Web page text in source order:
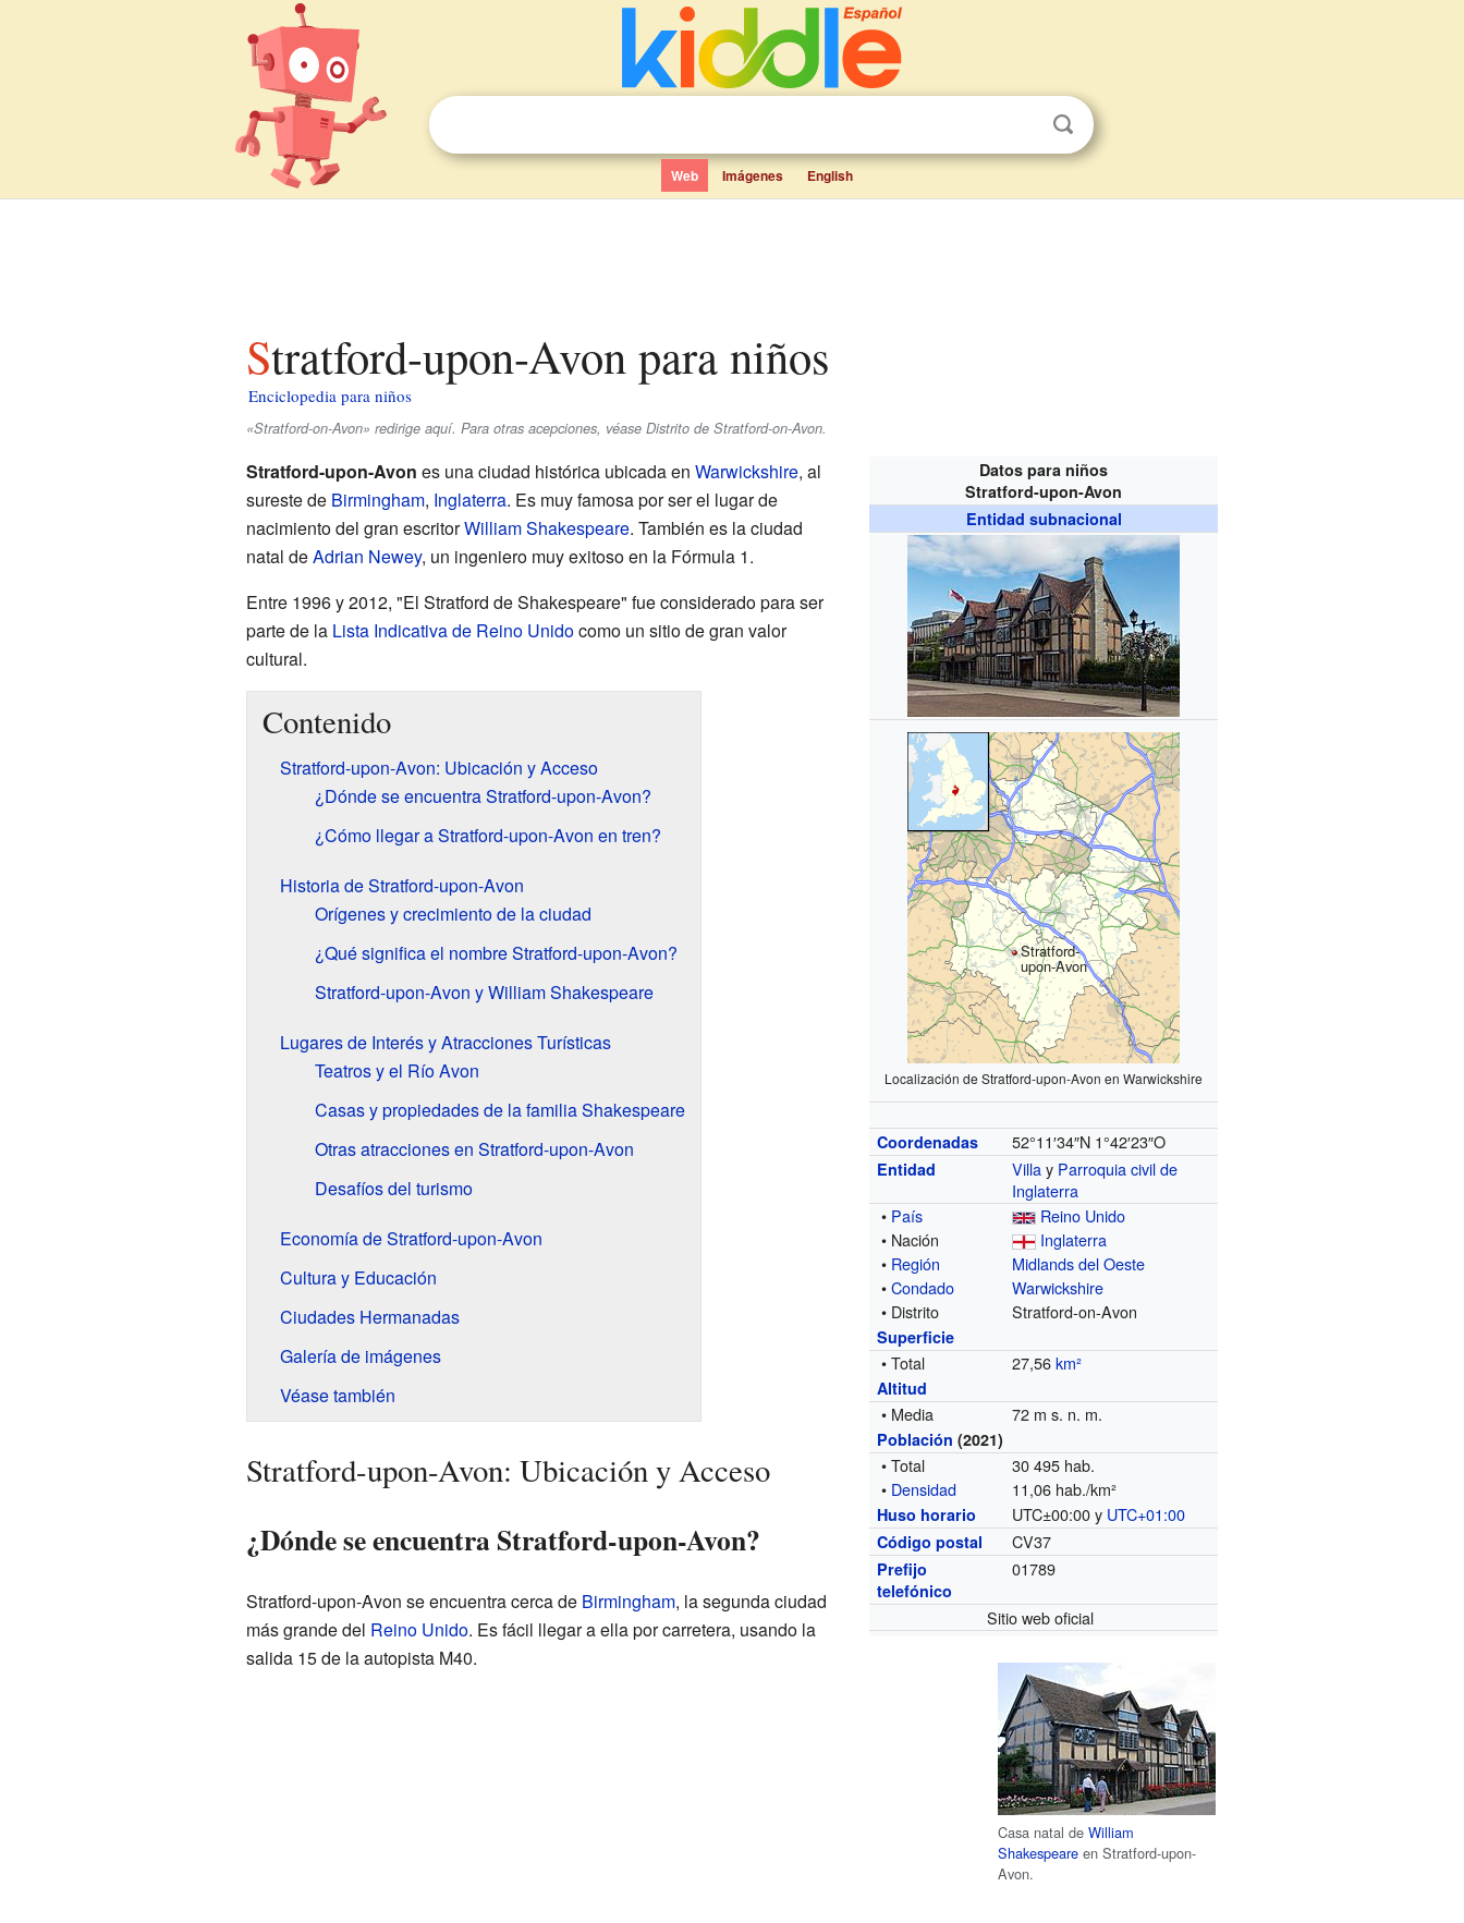
Web Imágenes English
Stratford-upon-Avon para niños
Enciclopedia para niños
«Stratford-on-Avon» redirige aquí. Para otras acepciones, véase Distrito de Stratford-on-Avon.
Datos para niños
Stratford-upon-Avon
Entidad subnacional
Stratford-
upon-Avon
Localización de Stratford-upon-Avon en Warwickshire
Coordenadas 52°11′34″N 1°42′23″O
Entidad Villay Parroquia civil de
Inglaterra
• País
Reino Unido
• Nación
Inglaterra
• Región
Midlands del Oeste
•Condado
Warwickshire
• Distrito
Stratford-on-Avon
Superficie
• Total 27,56km²
Altitud
• Media 72 m s. n. m.
Población (2021)
• Total
30 495 hab.
• Densidad 11,06 hab./km²
Huso horario UTC±00:00 y UTC+01:00
Código postal CV37
Prefijo
telefónico
01789
Sitio web oficial
Stratford-upon-Avon es una ciudad histórica ubicada en Warwickshire, al
sureste de Birmingham, Inglaterra. Es muy famosa por ser el lugar de
nacimiento del gran escritorWilliam Shakespeare. También es la ciudad
natal deAdrian Newey, un ingeniero muy exitoso en la Fórmula 1.
Entre 1996 y 2012, "El Stratford de Shakespeare" fue considerado para ser
parte de la Lista Indicativa de Reino Unidocomo un sitio de gran valor
cultural.
Contenido
Stratford-upon-Avon: Ubicación y Acceso
¿Dónde se encuentra Stratford-upon-Avon?
¿Cómo llegar a Stratford-upon-Avon en tren?
Historia de Stratford-upon-Avon
Orígenes y crecimiento de la ciudad
¿Qué significa el nombre Stratford-upon-Avon?
Stratford-upon-Avon y William Shakespeare
Lugares de Interés y Atracciones Turísticas
Teatros y el Río Avon
Casas y propiedades de la familia Shakespeare
Otras atracciones en Stratford-upon-Avon
Desafíos del turismo
Economía de Stratford-upon-Avon
Cultura y Educación
Ciudades Hermanadas
Galería de imágenes
Véase también
Stratford-upon-Avon: Ubicación y Acceso
¿Dónde se encuentra Stratford-upon-Avon?
Casa natal deWilliam
Shakespeare en Stratford-upon-
Avon.
Stratford-upon-Avon se encuentra cerca de Birmingham, la segunda ciudad
más grande del Reino Unido. Es fácil llegar a ella por carretera, usando la
salida 15 de la autopista M40.